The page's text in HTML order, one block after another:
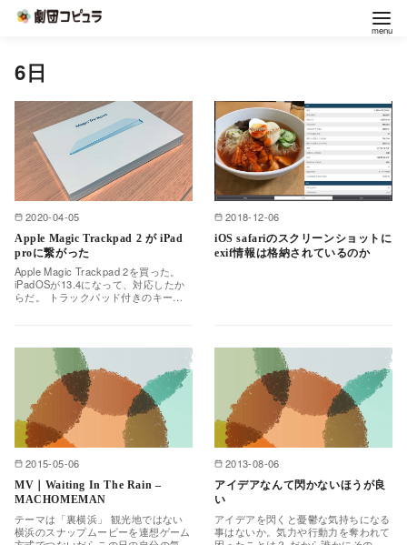
6日
2020-04-05
Apple Magic Trackpad 2 が iPad
proに繋がった
Apple Magic Trackpad 2を買った。
iPadOSが13.4になって、対応したか
らだ。 トラックパッド付きのキーボ
2018-12-06
iOS safariのスクリーンショットに
exif情報は格納されているのか
2015-05-06
MV｜Waiting In The Rain –
MACHOMEMAN
テーマは「裏横浜」 観光地ではない
横浜のスナップムービーを連想ゲーム
2013-08-06
アイデアなんて閃かないほうが良
い
アイデアを閃くと憂鬱な気持ちになる
事はないか。気力や行動力を奪われて